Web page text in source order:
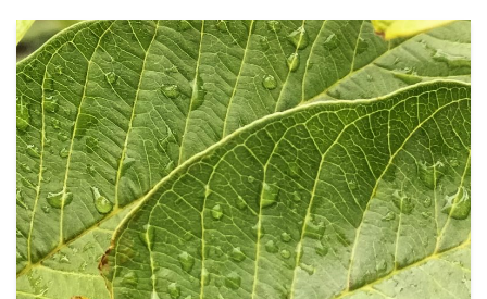
आदेश निक्र्योल गर्न असार ६ मा पेसी
निर्धारित ठाउँमा राजर्षिजनक विश्वविद्यालय
भवन बनाउन उपकुलपतिद्वारा आनाकानी